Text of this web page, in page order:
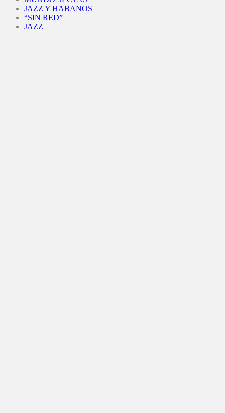
JAZZ Y HABANOS
“SIN RED”
JAZZ